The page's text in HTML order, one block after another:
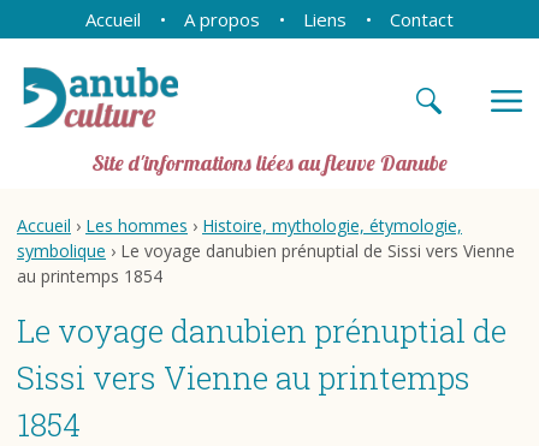
Accueil A propos Liens Contact
Site d'informations liées au fleuve Danube
Accueil › Les hommes › Histoire, mythologie, étymologie,
symbolique › Le voyage danubien prénuptial de Sissi vers Vienne
au printemps 1854
Le voyage danubien prénuptial de
Sissi vers Vienne au printemps
1854